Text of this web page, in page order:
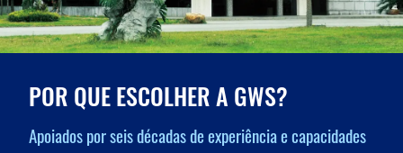
POR QUE ESCOLHER A GWS?
Apoiados por seis décadas de experiência e capacidades